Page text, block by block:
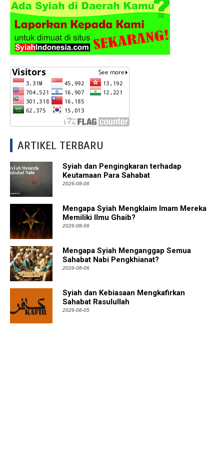
ARTIKEL TERBARU
Syiah dan Pengingkaran terhadap
Keutamaan Para Sahabat
2026-08-06
Mengapa Syiah Mengklaim Imam Mereka
Memiliki Ilmu Ghaib?
2026-08-06
Mengapa Syiah Menganggap Semua
Sahabat Nabi Pengkhianat?
2026-08-06
Syiah dan Kebiasaan Mengkafirkan
Sahabat Rasulullah
2026-08-05